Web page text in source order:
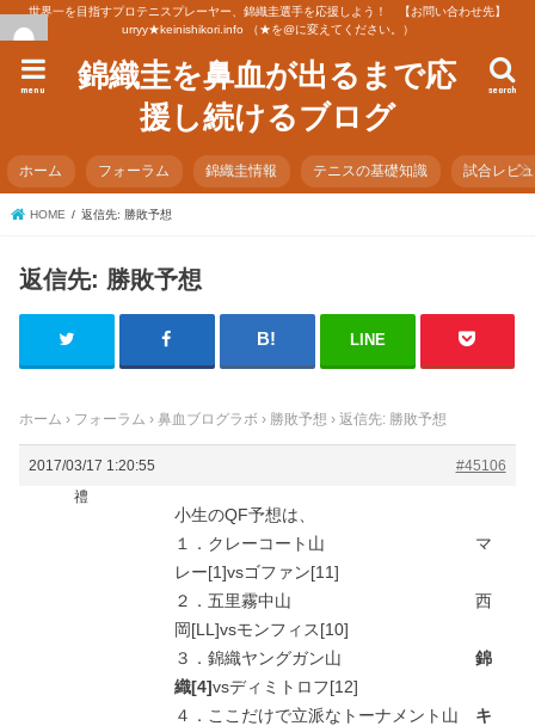
世界一を目指すプロテニスプレーヤー、錦織圭選手を応援しよう！ 【お問い合わせ先】
urryy★keinishikori.info （★を@に変えてください。）
錦織圭を鼻血が出るまで応
援し続けるブログ
search
menu
ホーム フォーラム 錦織圭情報 テニスの基礎知識 試合レビ
HOME 返信先: 勝敗予想
返信先: 勝敗予想
LINE
ホーム › フォーラム › 鼻血ブログラボ › 勝敗予想 › 返信先: 勝敗予想
2017/03/17 1:20:55
#45106
禮
小生のQF予想は、
１．クレーコート山 マ
レー[1]vsゴファン[11]
２．五里霧中山 西
岡[LL]vsモンフィス[10]
３．錦織ヤングガン山錦
織[4]vsディミトロフ[12]
４．ここだけで立派なトーナメント山 キ